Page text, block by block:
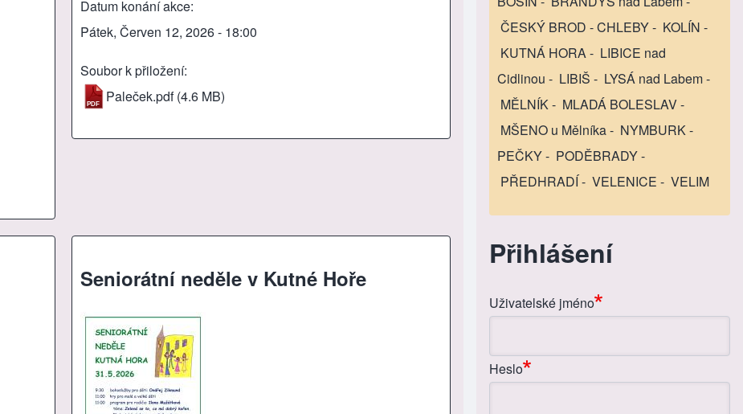
Datum konání akce
Pátek, Červen 12, 2026 - 18:00
Soubor k přiložení
Paleček.pdf (4.6 MB)
Seniorátní neděle v Kutné Hoře
ČESKÝ BROD -CHLEBY- KOLÍN -
KUTNÁ HORA - LIBICE nad
Cidlinou - LIBIŠ - LYSÁ nad Labem-
MĚLNÍK - MLADÁ BOLESLAV-
MŠENO u Mělníka- NYMBURK -
PEČKY- PODĚBRADY-
PŘEDHRADÍ- VELENICE - VELIM
Přihlášení
Uživatelské jméno
Heslo